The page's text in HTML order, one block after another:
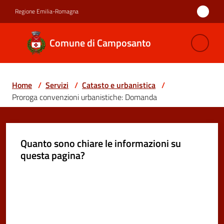
Regione Emilia-Romagna
Comune di Camposanto
Comune di
Camposanto
Amministrazione
Servizi
Menu selezionato
Home / Servizi / Catasto e urbanistica /
Proroga convenzioni urbanistiche: Domanda
Quanto sono chiare le informazioni su
questa pagina?